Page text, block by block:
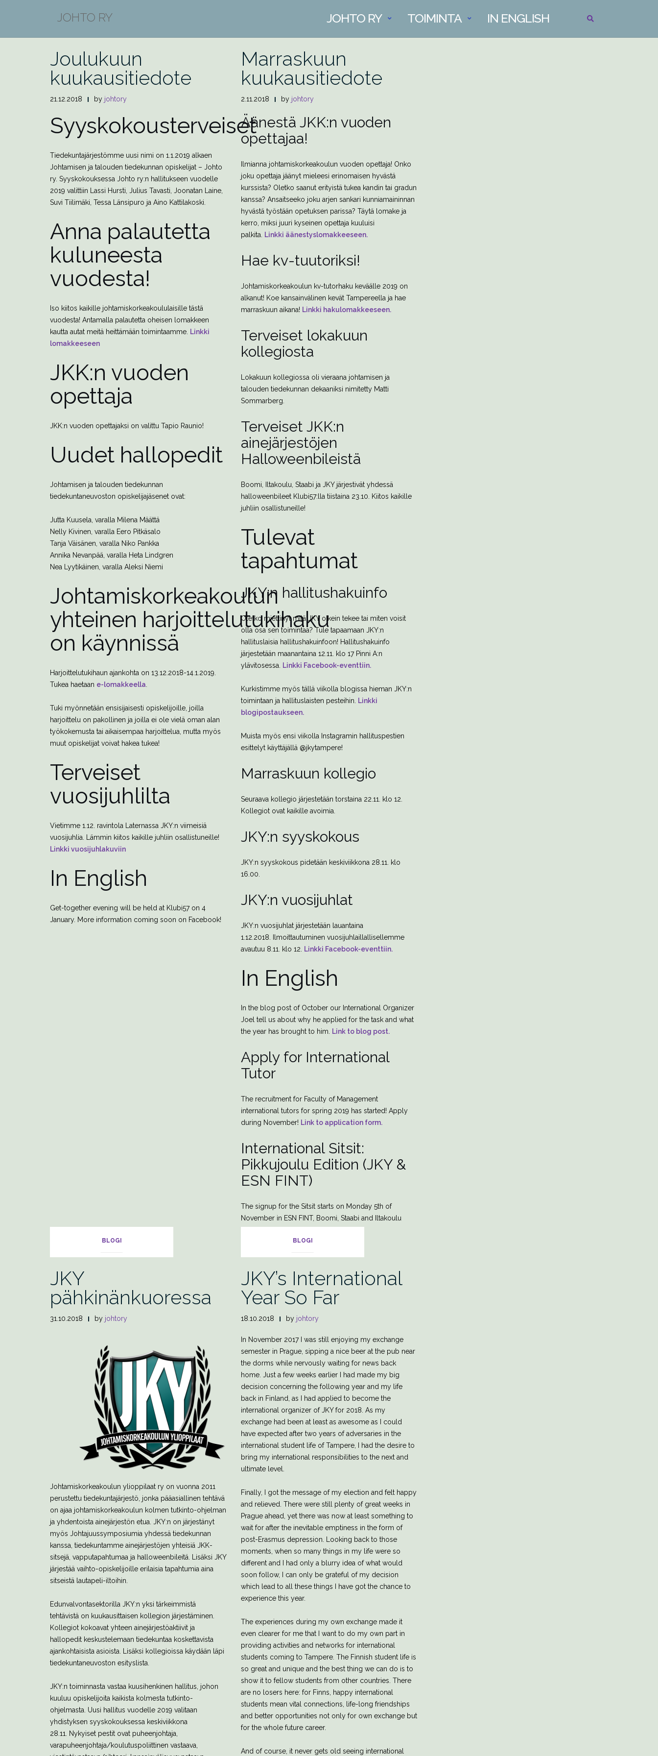
JOHTO RY JOHTO RY TOIMINTA IN ENGLISH
KUUKAUSITIEDOTE
Joulukuun
kuukausitiedote
21.12.2018 by johtory
Syyskokousterveiset
Tiedekuntajärjestömme uusi nimi on 1.1.2019 alkaen
Johtamisen ja talouden tiedekunnan opiskelijat – Johto
ry. Syyskokouksessa Johto ry:n hallitukseen vuodelle
2019 valittiin Lassi Hursti, Julius Tavasti, Joonatan Laine,
Suvi Tiilimäki, Tessa Länsipuro ja Aino Kattilakoski.
Anna palautetta
kuluneesta
vuodesta!
Iso kiitos kaikille johtamiskorkeakoululaisille tästä
vuodesta! Antamalla palautetta oheisen lomakkeen
kautta autat meitä heittämään toimintaamme. Linkki
lomakkeeseen
JKK:n vuoden
opettaja
JKK:n vuoden opettajaksi on valittu Tapio Raunio!
Uudet hallopedit
Johtamisen ja talouden tiedekunnan
tiedekuntaneuvoston opiskelijajäsenet ovat:
Jutta Kuusela, varalla Milena Määttä
Nelly Kivinen, varalla Eero Pitkäsalo
Tanja Väisänen, varalla Niko Pankka
Annika Nevanpää, varalla Heta Lindgren
Nea Lyytikäinen, varalla Aleksi Niemi
Johtamiskorkeakoulun
yhteinen harjoittelutukihaku
on käynnissä
Harjoittelutukihaun ajankohta on 13.12.2018-14.1.2019.
Tukea haetaan e-lomakkeella
Tuki myönnetään ensisijaisesti opiskelijoille, joilla
harjoittelu on pakollinen ja joilla ei ole vielä oman alan
työkokemusta tai aikaisempaa harjoittelua, mutta myös
muut opiskelijat voivat hakea tukea!
Terveiset
vuosijuhlilta
Vietimme 1.12. ravintola Laternassa JKY:n viimeisiä
vuosijuhlia. Lämmin kiitos kaikille juhliin osallistuneille!
Linkki vuosijuhlakuviin
In English
Get-together evening will be held at Klubi57 on 4
January. More information coming soon on Facebook!
KUUKAUSITIEDOTE
Marraskuun
kuukausitiedote
2.11.2018 by johtory
Äänestä JKK:n vuoden
opettajaa!
Ilmianna johtamiskorkeakoulun vuoden opettaja! Onko
joku opettaja jäänyt mieleesi erinomaisen hyvästä
kurssista? Oletko saanut erityistä tukea kandin tai gradun
kanssa? Ansaitseeko joku arjen sankari kunniamaininnan
hyvästä työstään opetuksen parissa? Täytä lomake ja
kerro, miksi juuri kyseinen opettaja kuuluisi
palkita.
Linkki äänestyslomakkeeseen.
Hae kv-tuutoriksi!
Johtamiskorkeakoulun kv-tutorhaku keväälle 2019 on
alkanut! Koe kansainvälinen kevät Tampereella ja hae
marraskuun aikana! Linkki hakulomakkeeseen.
Terveiset lokakuun
kollegiosta
Lokakuun kollegiossa oli vieraana johtamisen ja
talouden tiedekunnan dekaaniksi nimitetty Matti
Sommarberg.
Terveiset JKK:n
ainejärjestöjen
Halloweenbileistä
Boomi, Iltakoulu, Staabi ja JKY järjestivät yhdessä
halloweenbileet Klubi57:lla tiistaina 23.10. Kiitos kaikille
juhliin osallistuneille!
Tulevat
tapahtumat
JKY:n hallitushakuinfo
Oletko miettinyt mitä JKY oikein tekee tai miten voisit
olla osa sen toimintaa? Tule tapaamaan JKY:n
hallituslaisia hallitushakuinfoon! Hallitushakuinfo
järjestetään maanantaina 12.11. klo 17 Pinni A:n
ylävitosessa.
Linkki Facebook-eventtiin.
Kurkistimme myös tällä viikolla blogissa hieman JKY:n
toimintaan ja hallituslaisten pesteihin.
Linkki
blogipostaukseen.
Muista myös ensi viikolla Instagramin hallituspestien
esittelyt käyttäjällä @jkytampere!
Marraskuun kollegio
Seuraava kollegio järjestetään torstaina 22.11. klo 12.
Kollegiot ovat kaikille avoimia.
JKY:n syyskokous
JKY:n syyskokous pidetään keskiviikkona 28.11. klo
16.00.
JKY:n vuosijuhlat
JKY:n vuosijuhlat järjestetään lauantaina
1.12.2018. Ilmoittautuminen vuosijuhlaillallisellemme
avautuu 8.11. klo 12.
Linkki Facebook-eventtiin.
In English
In the blog post of October our International Organizer
Joel tell us about why he applied for the task and what
the year has brought to him.
Link to blog post.
Apply for International
Tutor
The recruitment for Faculty of Management
international tutors for spring 2019 has started! Apply
during November! Link to application form.
International Sitsit:
Pikkujoulu Edition (JKY &
ESN FINT)
The signup for the Sitsit starts on Monday 5th of
November in ESN FINT, Boomi, Staabi and Iltakoulu
BLOGI
JKY
pähkinänkuoressa
31.10.2018 by johtory
Johtamiskorkeakoulun ylioppilaat ry on vuonna 2011
perustettu tiedekuntajärjestö, jonka pääasiallinen tehtävä
on ajaa johtamiskorkeakoulun kolmen tutkinto-ohjelman
ja yhdentoista ainejärjestön etua. JKY:n on järjestänyt
myös Johtajuussymposiumia yhdessä tiedekunnan
kanssa, tiedekuntamme ainejärjestöjen yhteisiä JKK-
sitsejä, vapputapahtumaa ja halloweenbileitä. Lisäksi JKY
järjestää vaihto-opiskelijoille erilaisia tapahtumia aina
sitseistä lautapeli-iltoihin.
Edunvalvontasektorilla JKY:n yksi tärkeimmistä
tehtävistä on kuukausittaisen kollegion järjestäminen.
Kollegiot kokoavat yhteen ainejärjestöaktiivit ja
hallopedit keskustelemaan tiedekuntaa koskettavista
ajankohtaisista asioista. Lisäksi kollegioissa käydään läpi
tiedekuntaneuvoston esityslista.
JKY:n toiminnasta vastaa kuusihenkinen hallitus, johon
kuuluu opiskelijoita kaikista kolmesta tutkinto-
ohjelmasta. Uusi hallitus vuodelle 2019 valitaan
yhdistyksen syyskokouksessa keskiviikkona
28.11. Nykyiset pestit ovat puheenjohtaja,
varapuheenjohtaja/koulutuspoliittinen vastaava,
BLOGI
JKY’s International
Year So Far
18.10.2018 by johtory
In November 2017 I was still enjoying my exchange
semester in Prague, sipping a nice beer at the pub near
the dorms while nervously waiting for news back
home. Just a few weeks earlier I had made my big
decision concerning the following year and my life
back in Finland, as I had applied to become the
international organizer of JKY for 2018. As my
exchange had been at least as awesome as I could
have expected after two years of adversaries in the
international student life of Tampere, I had the desire to
bring my international responsibilities to the next and
ultimate level.
Finally, I got the message of my election and felt happy
and relieved. There were still plenty of great weeks in
Prague ahead, yet there was now at least something to
wait for after the inevitable emptiness in the form of
post-Erasmus depression. Looking back to those
moments, when so many things in my life were so
different and I had only a blurry idea of what would
soon follow, I can only be grateful of my decision
which lead to all these things I have got the chance to
experience this year.
The experiences during my own exchange made it
even clearer for me that I want to do my own part in
providing activities and networks for international
students coming to Tampere. The Finnish student life is
so great and unique and the best thing we can do is to
show it to fellow students from other countries. There
are no losers here: for Finns, happy international
students mean vital connections, life-long friendships
and better opportunities not only for own exchange but
for the whole future career.
And of course, it never gets old seeing international